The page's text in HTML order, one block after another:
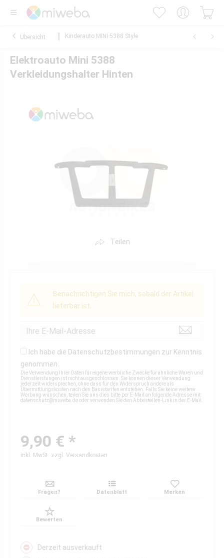
Übersicht Kinderauto MINI 5388 Style
Elektroauto Mini 5388
Verkleidungshalter Hinten
Teilen
Benachrichtigen Sie mich, sobald der Artikel
lieferbar ist.
Ich habe die Datenschutzbestimmungen zur Kenntnis
genommen.
Die Verwendung Ihrer Daten für eigene werbliche Zwecke für ähnliche Waren und
Dienstleistungen ist nicht ausgeschlossen. Sie können dieser Verwendung
jederzeit widersprechen, ohne dass für den Widerspruch andere als
Übermittlungskosten nach den Basistarifen entstehen. Falls Sie keine weitere
Werbung wünschen, teilen Sie uns dies bitte per E-Mail an folgende Adresse mit:
datenschutz@miweba.deoder verwenden Sie den Abbestellen-Link in der E-Mail.
9,90 € *
inkl. MwSt. zzgl. Versandkosten
Fragen? Datenblatt Merken
Bewerten
Derzeit ausverkauft